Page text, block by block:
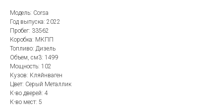
Модель: Corsa
Год выпуска: 2022
Пробег: 33562
Коробка: МКПП
Топливо: Дизель
Объем, см3: 1499
Мощность: 102
Кузов: Кляйнваген
Цвет: Серый Металлик
К-во дверей: 4
К-во мест: 5